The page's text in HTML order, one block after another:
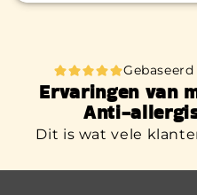
Ervaringen van
Anti-
Dit is wat vele